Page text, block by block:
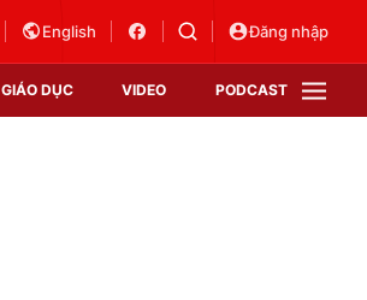
English Đăng nhập
GIÁO DỤC VIDEO PODCAST